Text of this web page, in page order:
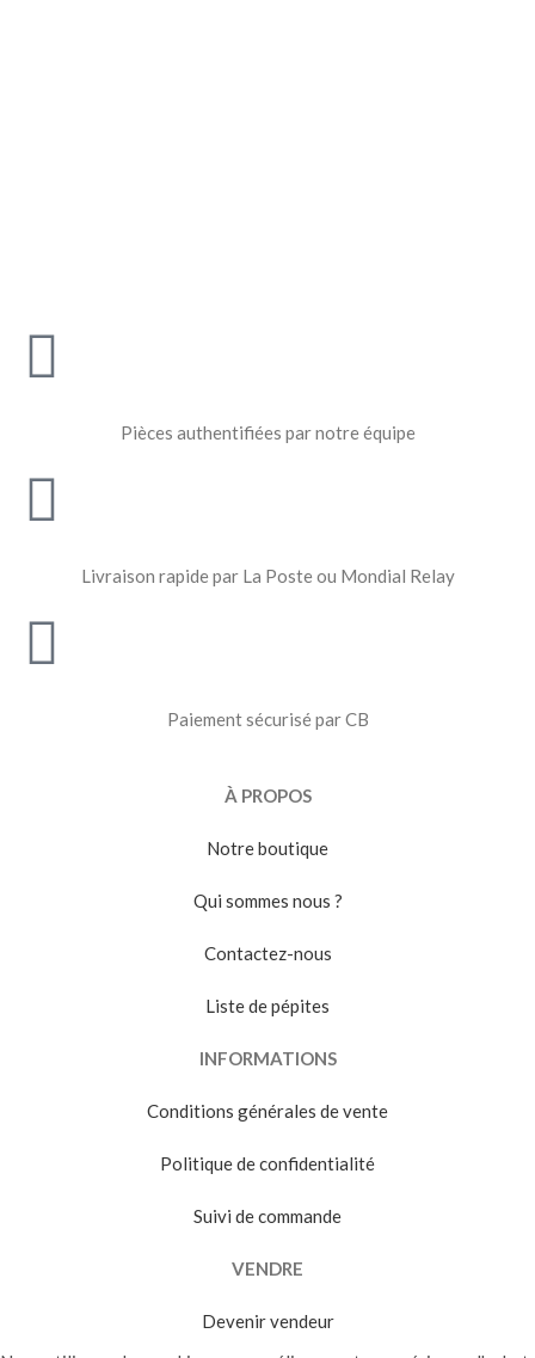
Pièces authentifiées par notre équipe
Livraison rapide par La Poste ou Mondial Relay
Paiement sécurisé par CB
À PROPOS
Notre boutique
Qui sommes nous ?
Contactez-nous
Liste de pépites
INFORMATIONS
Conditions générales de vente
Politique de confidentialité
Suivi de commande
VENDRE
Devenir vendeur